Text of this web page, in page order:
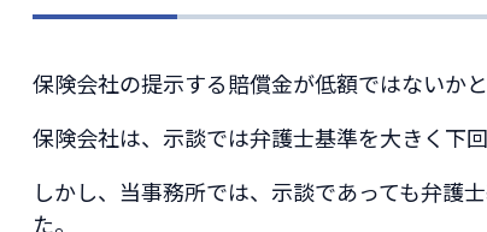
保険会社の提示する賠償金が低額ではないか
保険会社は、示談では弁護士基準を大きく下
しかし、当事務所では、示談であっても弁護
た。